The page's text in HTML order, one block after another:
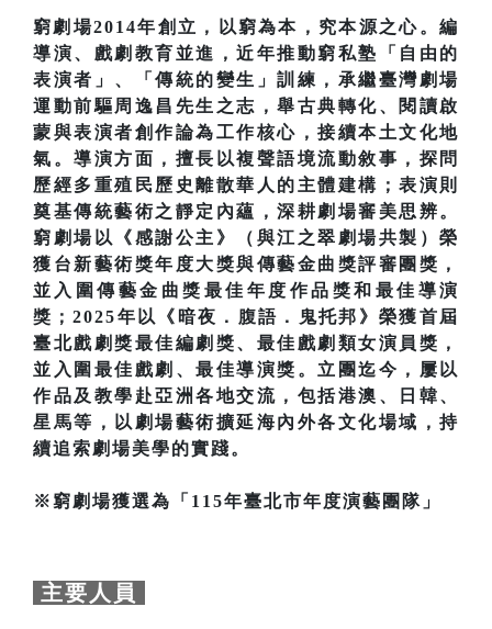
窮劇場2014年創立，以窮為本，究本源之心。編
導演、戲劇教育並進，近年推動窮私塾「自由的
表演者」、「傳統的變生」訓練，承繼臺灣劇場
運動前驅周逸昌先生之志，舉古典轉化、閱讀啟
蒙與表演者創作論為工作核心，接續本土文化地
氣。導演方面，擅長以複聲語境流動敘事，探問
歷經多重殖民歷史離散華人的主體建構；表演則
奠基傳統藝術之靜定內蘊，深耕劇場審美思辨。
窮劇場以《感謝公主》（與江之翠劇場共製）榮
獲台新藝術獎年度大獎與傳藝金曲獎評審團獎，
並入圍傳藝金曲獎最佳年度作品獎和最佳導演
獎；2025年以《暗夜．腹語．鬼托邦》榮獲首屆
臺北戲劇獎最佳編劇獎、最佳戲劇類女演員獎，
並入圍最佳戲劇、最佳導演獎。立團迄今，屢以
作品及教學赴亞洲各地交流，包括港澳、日韓、
星馬等，以劇場藝術擴延海內外各文化場域，持
續追索劇場美學的實踐。
※窮劇場獲選為「115年臺北市年度演藝團隊」
主要人員